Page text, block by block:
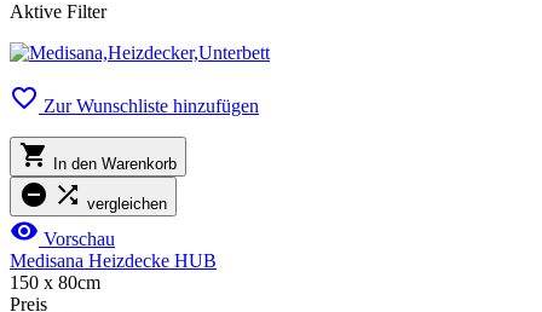
Aktive Filter
 Zur Wunschliste hinzufügen
 In den Warenkorb
  vergleichen
 Vorschau
Medisana Heizdecke HUB
150 x 80cm
Preis